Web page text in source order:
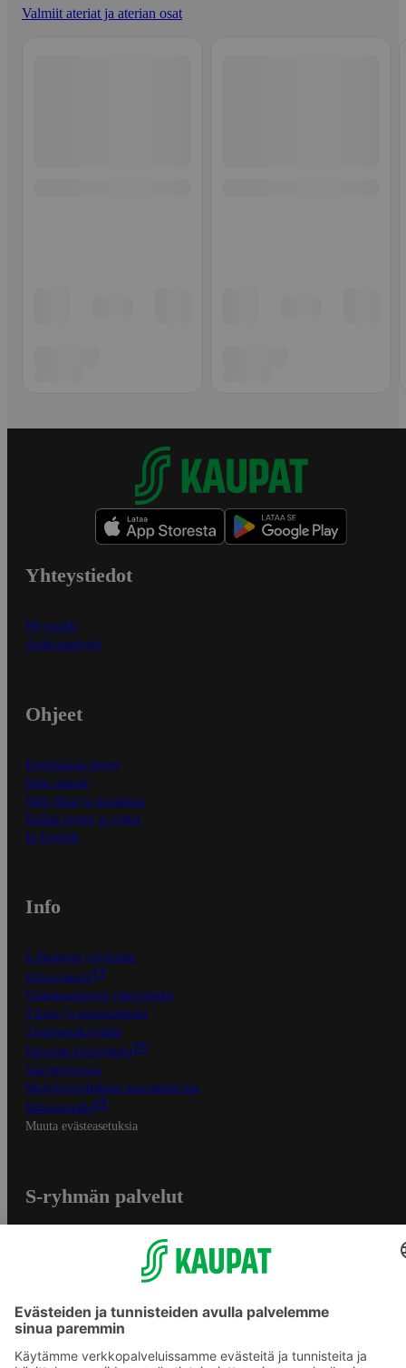
Valmiit ateriat ja aterian osat
Yhteystiedot
Myymälät
Asiakaspalvelu
Ohjeet
Ensitilaajan ohjeet
Näin maksat
Näin tilaat ja muokkaat
Kaikki ohjeet ja vinkit
In English
Info
S-Business yrityksille
Oiva-raportit
Osuuskauppojen yhteystiedot
Tilaus- ja toimitusehdot
Tietosuojakäytäntö
Palvelun käyttöehdot
Saavutettavuus
Mobiilisovelluksen saavutettavuus
Mainostajalle
Muuta evästeasetuksia
S-ryhmän palvelut
S-ostoslista -sovellus
Prisma.fi
Sokos.fi